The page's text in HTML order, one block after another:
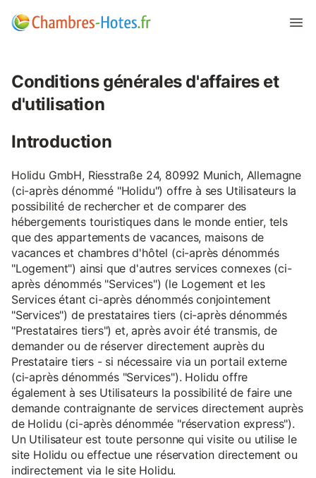
Conditions générales d'affaires et
d'utilisation
Introduction
Holidu GmbH, Riesstraße 24, 80992 Munich, Allemagne
(ci-après dénommé "Holidu") offre à ses Utilisateurs la
possibilité de rechercher et de comparer des
hébergements touristiques dans le monde entier, tels
que des appartements de vacances, maisons de
vacances et chambres d'hôtel (ci-après dénommés
"Logement") ainsi que d'autres services connexes (ci-
après dénommés "Services") (le Logement et les
Services étant ci-après dénommés conjointement
"Services") de prestataires tiers (ci-après dénommés
"Prestataires tiers") et, après avoir été transmis, de
demander ou de réserver directement auprès du
Prestataire tiers - si nécessaire via un portail externe
(ci-après dénommés "Services"). Holidu offre
également à ses Utilisateurs la possibilité de faire une
demande contraignante de services directement auprès
de Holidu (ci-après dénommée "réservation express").
Un Utilisateur est toute personne qui visite ou utilise le
site Holidu ou effectue une réservation directement ou
indirectement via le site Holidu.